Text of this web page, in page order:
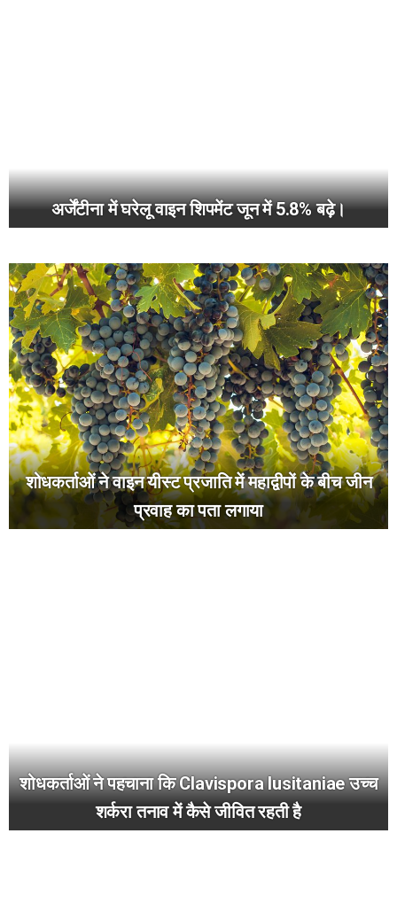
अर्जेंटीना में घरेलू वाइन शिपमेंट जून में 5.8% बढ़े।
शोधकर्ताओं ने वाइन यीस्ट प्रजाति में महाद्वीपों के बीच जीन
प्रवाह का पता लगाया
शोधकर्ताओं ने पहचाना कि Clavispora lusitaniae उच्च
शर्करा तनाव में कैसे जीवित रहती है